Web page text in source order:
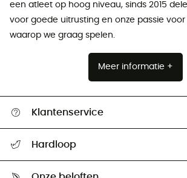
een atleet op hoog niveau, sinds 2015
voor goede uitrusting en onze passie
waarop we graag spelen.
Meer informatie +
Klantenservice
Mijn zending volgen
Retourzendingen & Terugbetalingen
Hardloop